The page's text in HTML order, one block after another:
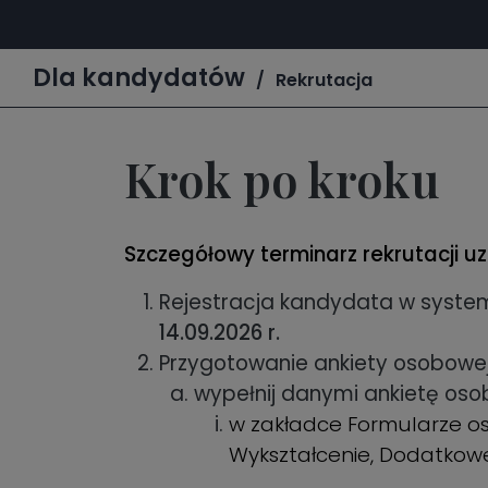
Dla kandydatów Rekrutacja
Krok po kroku
Szczegółowy terminarz rekrutacji
Rejestracja kandydata w
14.09.2026 r.
Przygotowanie ankiety
wypełnij danymi ankietę
w zakładce Formularze
Wykształcenie,